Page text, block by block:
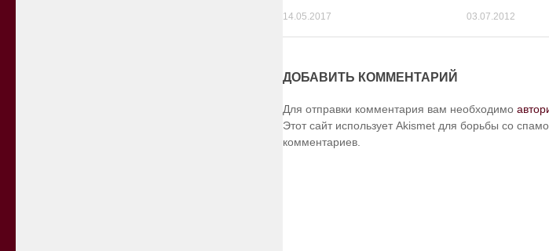
14.05.2017 03.07.2012
ДОБАВИТЬ КОММЕНТАРИЙ
Для отправки комментария вам необходимо
Этот сайт использует Akismet для борьбы со
комментариев.